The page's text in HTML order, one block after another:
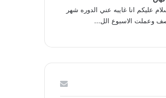
عليكم انا غايبه عني الدوره شهر
وعملت الاسبوع الل...